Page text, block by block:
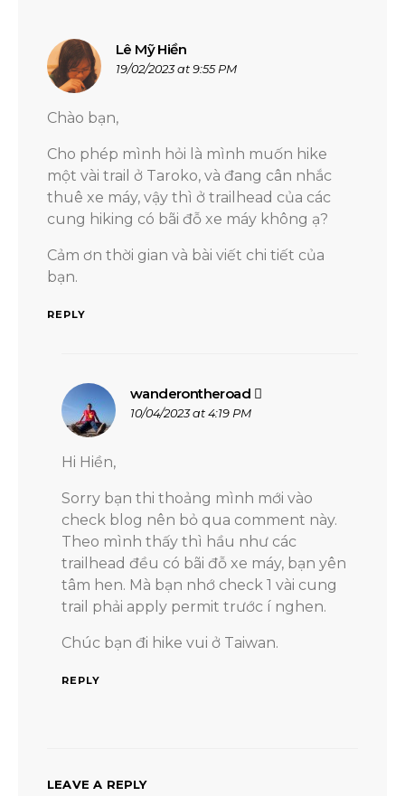
Lê Mỹ Hiền
19/02/2023 at 9:55 PM
Chào bạn,
Cho phép mình hỏi là mình muốn hike
một vài trail ở Taroko, và đang cân nhắc
thuê xe máy, vậy thì ở trailhead của các
cung hiking có bãi đỗ xe máy không ạ?
Cảm ơn thời gian và bài viết chi tiết của
bạn.
REPLY
wanderontheroad
10/04/2023 at 4:19 PM
Hi Hiền,
Sorry bạn thi thoảng mình mới vào
check blog nên bỏ qua comment này.
Theo mình thấy thì hầu như các
trailhead đều có bãi đỗ xe máy, bạn yên
tâm hen. Mà bạn nhớ check 1 vài cung
trail phải apply permit trước í nghen.
Chúc bạn đi hike vui ở Taiwan.
REPLY
LEAVE A REPLY